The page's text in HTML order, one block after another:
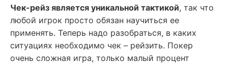
Чек-рейз является уникальной тактикой, так что
любой игрок просто обязан научиться ее
применять. Теперь надо разобраться, в каких
ситуациях необходимо чек – рейзить. Покер
очень сложная игра, только малый процент